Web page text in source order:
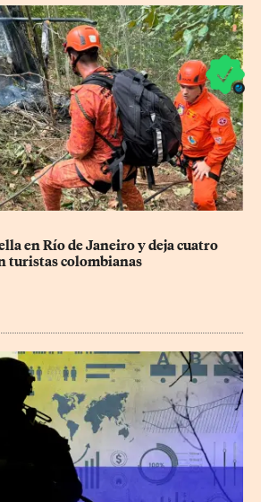
en Río de Janeiro y deja cuatro
turistas colombianas